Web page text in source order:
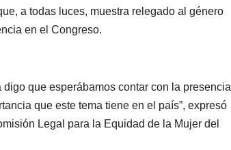
a todas luces, muestra relegado al género
en el Congreso.
que esperábamos contar con la presencia
que este tema tiene en el país”, expresó
Legal para la Equidad de la Mujer del